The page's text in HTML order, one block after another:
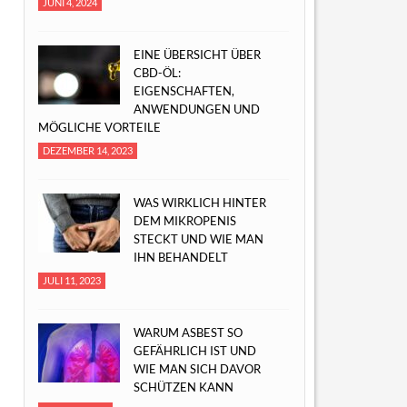
EINE ÜBERSICHT ÜBER
CBD-ÖL:
EIGENSCHAFTEN,
ANWENDUNGEN UND
MÖGLICHE VORTEILE
DEZEMBER 14, 2023
WAS WIRKLICH HINTER
DEM MIKROPENIS
STECKT UND WIE MAN
IHN BEHANDELT
JULI 11, 2023
WARUM ASBEST SO
GEFÄHRLICH IST UND
WIE MAN SICH DAVOR
SCHÜTZEN KANN